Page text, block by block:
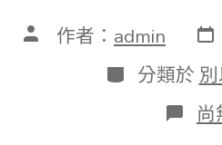
文 作者： admin 發
表
日
期
分
類
分類於
在
〈
尚